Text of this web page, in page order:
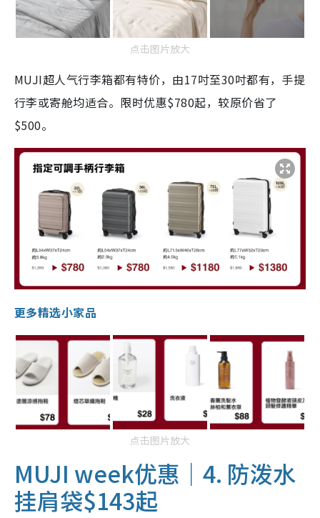
点击图片放大
MUJI超人气行李箱都有特价，由17吋至30吋都有，手提
行李或寄舱均适合。限时优惠$780起，较原价省了
$500。
更多精选小家品
点击图片放大
MUJI week优惠｜4. 防泼水
挂肩袋$143起